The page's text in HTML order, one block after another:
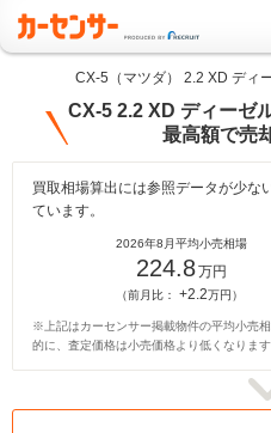
CX-5（マツダ） 2.2 XD ディ
CX-5 2.2 XD ディーゼ
最高額で売
買取相場算出には参照データが少な
ています。
2026年8月平均小売相場
224.8万円
（前月比： +2.2万円）
※上記はカーセンサー掲載物件の平均小売
的に、査定価格は小売価格より低くなります